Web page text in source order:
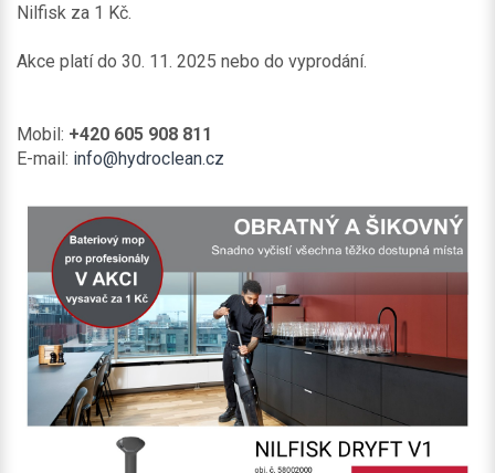
Nilfisk za 1 Kč.
Akce platí do 30. 11. 2025 nebo do vyprodání.
Mobil: +420 605 908 811
E-mail: info@hydroclean.cz